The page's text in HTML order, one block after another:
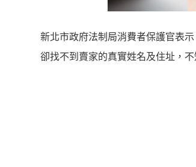
新北市政府法制局消費者保護官表
卻找不到賣家的真實姓名及住址，